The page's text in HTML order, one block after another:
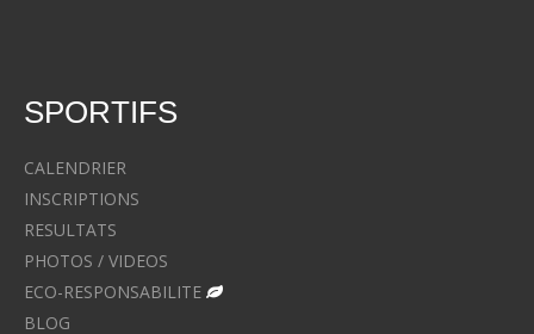
SPORTIFS
CALENDRIER
INSCRIPTIONS
RESULTATS
PHOTOS / VIDEOS
ECO-RESPONSABILITE
BLOG